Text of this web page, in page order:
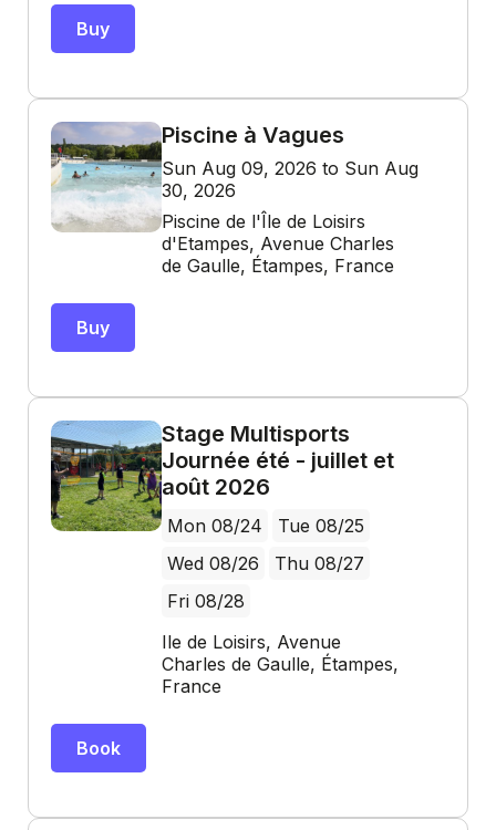
Buy
Piscine à Vagues
Sun Aug 09, 2026 to Sun Aug
30, 2026
Piscine de l'Île de Loisirs
d'Etampes, Avenue Charles
de Gaulle, Étampes, France
Buy
Stage Multisports
Journée été - juillet et
août 2026
Mon 08/24
Tue 08/25
Wed 08/26
Thu 08/27
Fri 08/28
Ile de Loisirs, Avenue
Charles de Gaulle, Étampes,
France
Book